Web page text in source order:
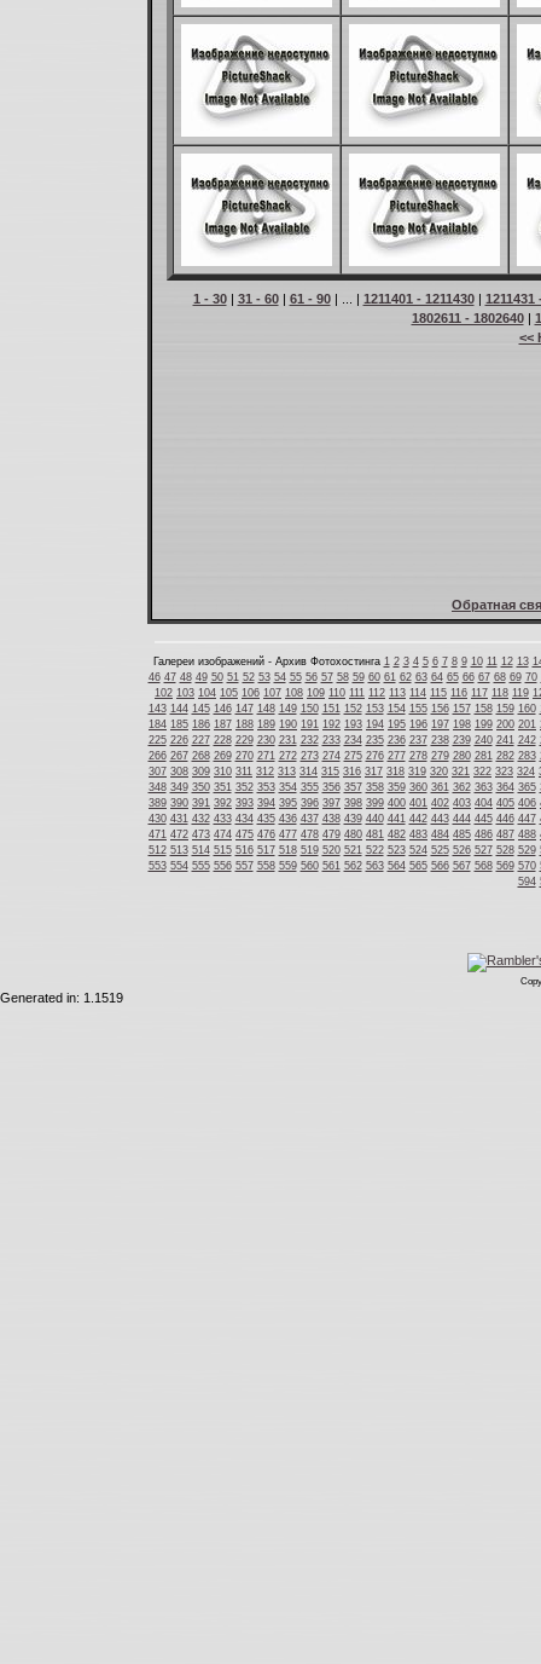
1 - 30| 31 - 60| 61 - 90| ... | 1211401 - 1211430| 1211431
1802611 - 1802640|
<<
Обратная
Галереи изображений - Архив Фотохостинга 1 2 3 4 5 6 7 8 9 10 11 12 13
46 47 48 49 50 51 52 53 54 55 56 57 58 59 60 61 62 63 64 65 66 67 68 69 70
102 103 104 105 106 107 108 109 110 111 112 113 114 115 116 117 118 119
143 144 145 146 147 148 149 150 151 152 153 154 155 156 157 158 159 160
184 185 186 187 188 189 190 191 192 193 194 195 196 197 198 199 200 201
225 226 227 228 229 230 231 232 233 234 235 236 237 238 239 240 241 242
266 267 268 269 270 271 272 273 274 275 276 277 278 279 280 281 282 283
307 308 309 310 311 312 313 314 315 316 317 318 319 320 321 322 323 324
348 349 350 351 352 353 354 355 356 357 358 359 360 361 362 363 364 365
389 390 391 392 393 394 395 396 397 398 399 400 401 402 403 404 405 406
430 431 432 433 434 435 436 437 438 439 440 441 442 443 444 445 446 447
471 472 473 474 475 476 477 478 479 480 481 482 483 484 485 486 487 488
512 513 514 515 516 517 518 519 520 521 522 523 524 525 526 527 528 529
553 554 555 556 557 558 559 560 561 562 563 564 565 566 567 568 569 570
594
Generated in: 1.1519